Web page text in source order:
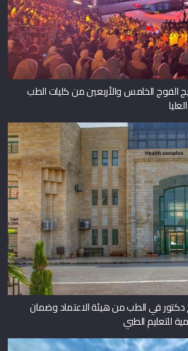
الفوج الخامس والأربعين من كليات الطب
في الطب من هيئة الاعتماد وضمان
للتعليم الطبي